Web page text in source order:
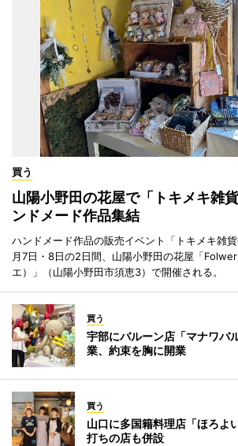
買う
山陽小野田の花屋で「トキメキ
ンドメード作品集結
ハンドメード作品の販売イベント「トキメキ雑
月7日・8日の2日間、山陽小野田の花屋「
エ）」（山陽小野田市須恵3）で開催される。
買う
宇部にバルーン店「マナワ
業、約束を胸に開業
買う
山口に多国籍料理店「ほろ
打ちの店も併設